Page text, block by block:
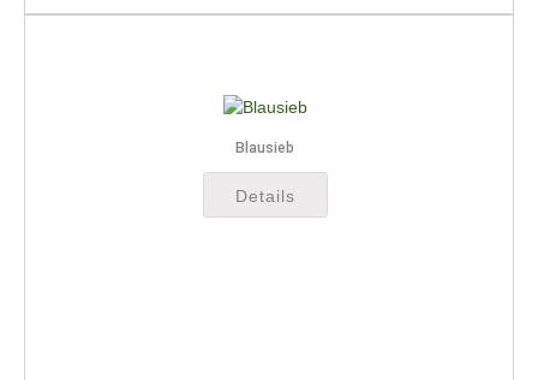
Blausieb
Details